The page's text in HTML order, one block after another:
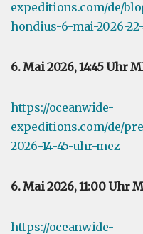
expeditions.com/de/
hondius-6-mai-2026-
6. Mai 2026, 14:45 Uhr
https://oceanwide-
expeditions.com/de/
2026-14-45-uhr-mez
6. Mai 2026, 11:00 Uhr
https://oceanwide-